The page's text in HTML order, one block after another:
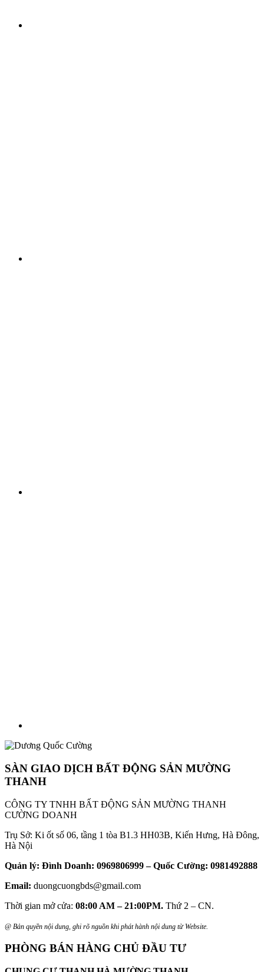
SÀN GIAO DỊCH BẤT ĐỘNG SẢN MƯỜNG
THANH
CÔNG TY TNHH BẤT ĐỘNG SẢN MƯỜNG THANH
CƯỜNG DOANH
Trụ Sở: Ki ốt số 06, tầng 1 tòa B1.3 HH03B, Kiến Hưng, Hà Đông,
Hà Nội
Quản lý: Đình Doanh: 0969806999 – Quốc Cường: 0981492888
Email: duongcuongbds@gmail.com
Thời gian mở cửa: 08:00 AM – 21:00PM. Thứ 2 – CN.
@ Bản quyền nội dung, ghi rõ nguồn khi phát hành nội dung từ Website.
PHÒNG BÁN HÀNG CHỦ ĐẦU TƯ